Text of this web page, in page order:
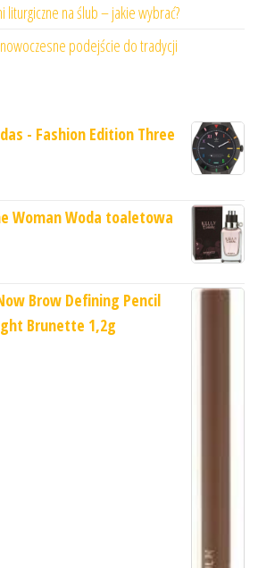
na ślub – jakie wybrać?
podejście do tradycji
- Fashion Edition Three
Woman Woda toaletowa
Brow Defining Pencil
Brunette 1,2g